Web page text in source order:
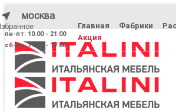
москва
пн-пт: 10.00 - 21.00
сб-вс: 11.00 - 17.00
Главная Фабрики
Акция